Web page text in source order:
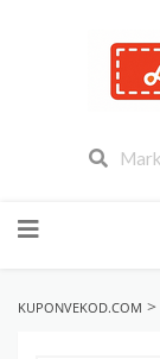
geç
KUPONVEKOD.COM >